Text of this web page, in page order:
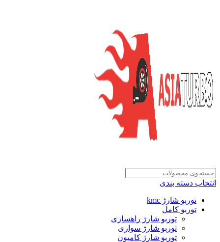
انتخاب دسته بندی
توربو شارژ kmc
توربو کامل
توربو شارژ راهسازی
توربو شارژ سواری
توربو شارژ کامیون